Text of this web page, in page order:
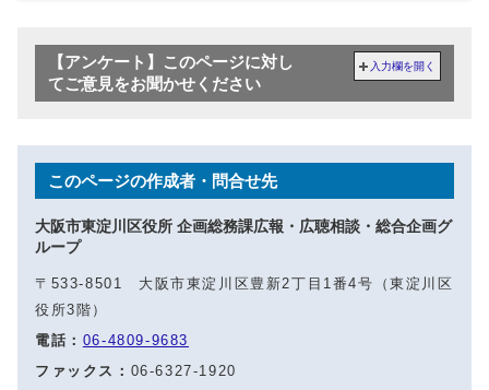
【アンケート】このページに対し
てご意見をお聞かせください
入力欄を開く
このページの作成者・問合せ先
大阪市東淀川区役所 企画総務課広報・広聴相談・総合企画グ
ループ
〒533-8501 大阪市東淀川区豊新2丁目1番4号（東淀川区
役所3階）
電話： 06-4809-9683
ファックス： 06-6327-1920